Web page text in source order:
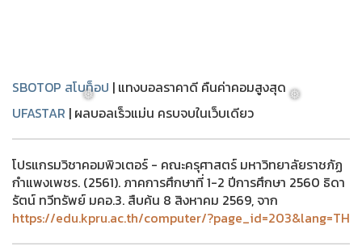
SBOTOP สโบท็อป | แทงบอลราคาดี คืนค่าคอมสูงสุด
UFASTAR | ผลบอลเร็วแม่น ครบจบในเว็บเดียว
โปรแกรมวิชาคอมพิวเตอร์ - คณะครุศาสตร์ มหาวิทยาลัยราชภัฏ
กำแพงเพชร. (2561). ภาคการศึกษาที่ 1-2 ปีการศึกษา 2560 ธิดา
รัตน์ ทวีทรัพย์ มคอ.3. สืบค้น 8 สิงหาคม 2569, จาก
https://edu.kpru.ac.th/computer/?page_id=203&lang=TH